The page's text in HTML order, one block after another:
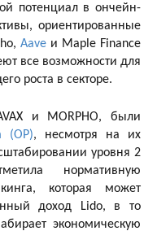
потенциал в ончейн-
ориентированные
Aaveи Maple Finance
все возможности для
роста в секторе.
и MORPHO, были
(OP), несмотря на их
уровня 2
нормативную
которая может
доход Lido, в то
экономическую